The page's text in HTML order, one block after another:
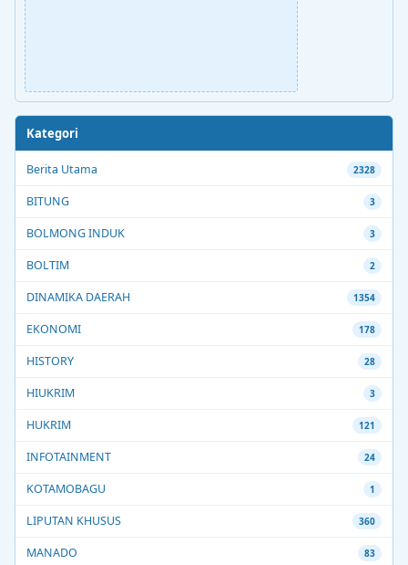
Kategori
Berita Utama 2328
BITUNG 3
BOLMONG INDUK 3
BOLTIM 2
DINAMIKA DAERAH 1354
EKONOMI 178
HISTORY 28
HIUKRIM 3
HUKRIM 121
INFOTAINMENT 24
KOTAMOBAGU 1
LIPUTAN KHUSUS 360
MANADO 83